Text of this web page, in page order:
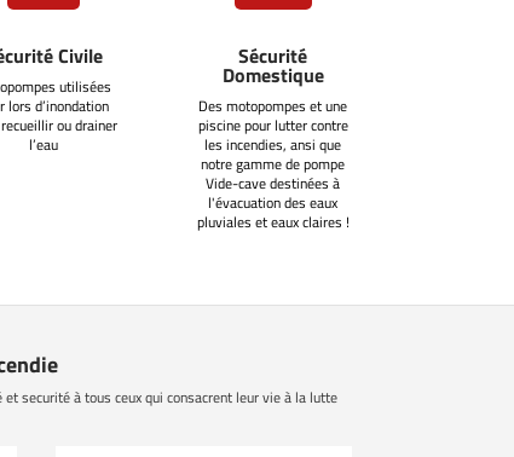
Civile
utilisées
lors d’inondation
ou drainer
l’eau
Sécurité
Domestique
Des motopompes et une
piscine pour lutter contre
les incendies, ansi que
notre gamme de pompe
Vide-cave destinées à
l'évacuation des eaux
pluviales et eaux claires !
securité à tous ceux qui consacrent leur vie à la lutte